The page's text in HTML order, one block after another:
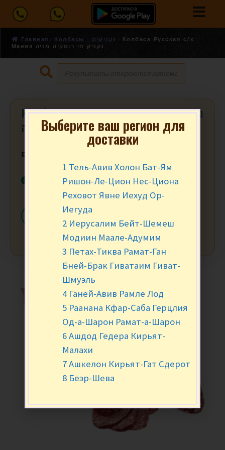
Главная Колбасы - נקניקים
Колбаса Русская с/к
Мания נקניק חי רוסקיה מניה
Колбаса Русская с/к Мания נקניק חי
רוסקיה מניה
₪
В наличии
+
Выберите ваш регион для
доставки
1 Тель-Авив Холон Бат-Ям
Ришон-Ле-Цион Нес-Циона
Реховот Явне Иехуд Ор-
Иегуда
2 Иерусалим Бейт-Шемеш
Модиин Маале-Адумим
3 Петах-Тиква Рамат-Ган
Бней-Брак Гиватаим Гиват-
Шмуэль
4 Ганей-Авив Рамле Лод
5 Раанана Кфар-Саба Герцлия
Од-а-Шарон Рамат-а-Шарон
6 Ашдод Гедера Кирьят-
Малахи
7 Ашкелон Кирьят-Гат Сдерот
8 Беэр-Шева